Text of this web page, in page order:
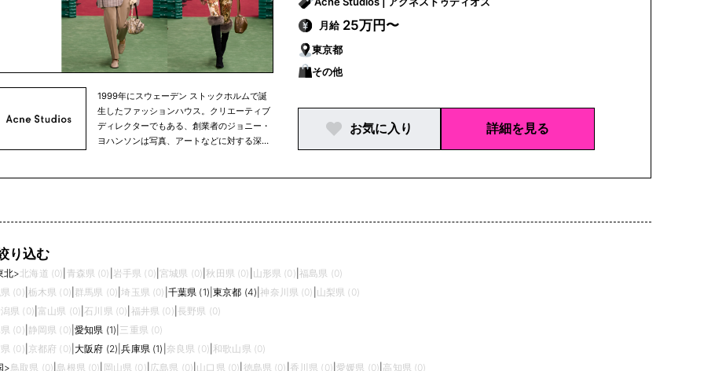
1999年にスウェーデン ストックホルムで誕
生したファッションハウス。クリエーティブ
ディレクターでもある、創業者のジョニー・
ヨハンソンは写真、アートなどに対する深い
現在はニューヨーク、ロンドン、パリ、東京
と世界中にショップを構えています。
月給 25万円〜
東京都
その他
お気に入り 詳細を見る
り込む
北> 北海道 (0) 青森県 (0) 岩手県 (0) |宮城県 (0) |秋田県 (0) 山形県 (0) 福島県 (0)
(0) 栃木県 (0) 群馬県 (0) |埼玉県 (0) 千葉県 (1) |東京都 (4) |神奈川県 (0) 山梨県 (0)
県 (0) |富山県 (0) 石川県 (0) 福井県 (0) 長野県 (0)
(0) 静岡県 (0) |愛知県 (1) 三重県 (0)
(0) 京都府 (0) |大阪府 (2) |兵庫県 (1) 奈良県 (0) |和歌山県 (0)
>鳥取県 (0) |島根県 (0) 岡山県 (0) 広島県 (0) 山口県 (0) 徳島県 (0) 香川県 (0) |愛媛県 (0) 高知県 (0)